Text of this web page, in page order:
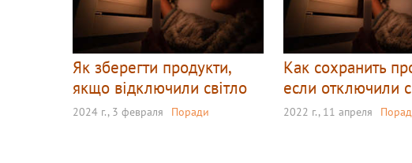
Як зберегти продукти,
якщо відключили світло
2024 г., 3 февраля Поради
Как сохранить
если отключили
2022 г., 11 апреля